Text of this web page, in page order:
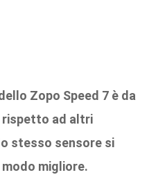
Zopo Speed 7 è da
rispetto ad altri
stesso sensore si
migliore.